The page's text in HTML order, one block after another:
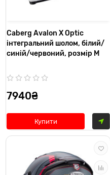
Caberg Avalon X Optic
інтегральний шолом, білий/
синій/червоний, розмір M
7940₴
Купити